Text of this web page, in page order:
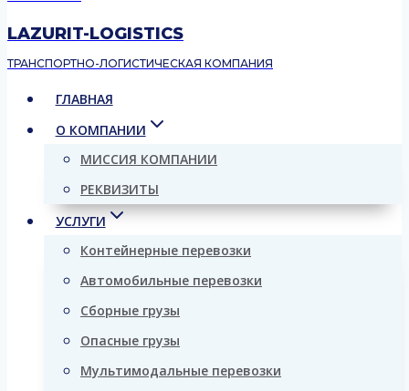
LAZURIT-LOGISTICS
ТРАНСПОРТНО-ЛОГИСТИЧЕСКАЯ КОМПАНИЯ
ГЛАВНАЯ
О КОМПАНИИ
МИССИЯ КОМПАНИИ
РЕКВИЗИТЫ
УСЛУГИ
Контейнерные перевозки
Автомобильные перевозки
Сборные грузы
Опасные грузы
Мультимодальные перевозки